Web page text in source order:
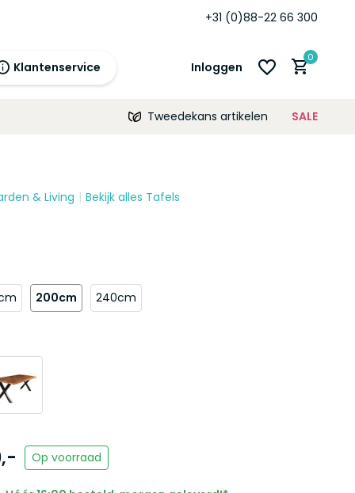
+31 (0)88-22 66 300
Klantenservice Inloggen
morgen
0
Tweedekans artikelen SALE
& Living Bekijk alles Tafels
200cm 240cm
Op voorraad